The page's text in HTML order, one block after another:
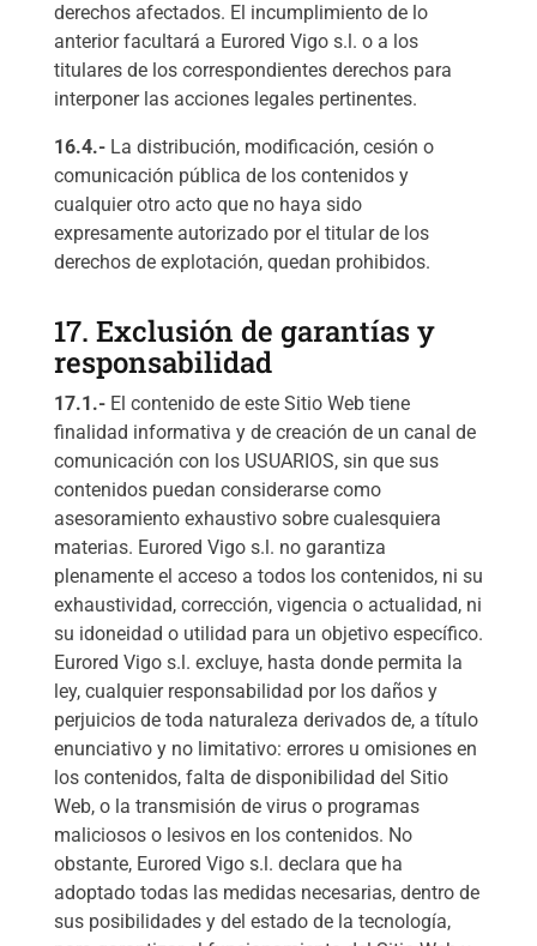
derechos afectados. El incumplimiento de lo
anterior facultará a Eurored Vigo s.l. o a los
titulares de los correspondientes derechos para
interponer las acciones legales pertinentes.
16.4.-La distribución, modificación, cesión o
comunicación pública de los contenidos y
cualquier otro acto que no haya sido
expresamente autorizado por el titular de los
derechos de explotación, quedan prohibidos.
17. Exclusión de garantías y
responsabilidad
17.1.-El contenido de este Sitio Web tiene
finalidad informativa y de creación de un canal de
comunicación con los USUARIOS, sin que sus
contenidos puedan considerarse como
asesoramiento exhaustivo sobre cualesquiera
materias. Eurored Vigo s.l. no garantiza
plenamente el acceso a todos los contenidos, ni su
exhaustividad, corrección, vigencia o actualidad, ni
su idoneidad o utilidad para un objetivo específico.
Eurored Vigo s.l. excluye, hasta donde permita la
ley, cualquier responsabilidad por los daños y
perjuicios de toda naturaleza derivados de, a título
enunciativo y no limitativo: errores u omisiones en
los contenidos, falta de disponibilidad del Sitio
Web, o la transmisión de virus o programas
maliciosos o lesivos en los contenidos. No
obstante, Eurored Vigo s.l. declara que ha
adoptado todas las medidas necesarias, dentro de
sus posibilidades y del estado de la tecnología,